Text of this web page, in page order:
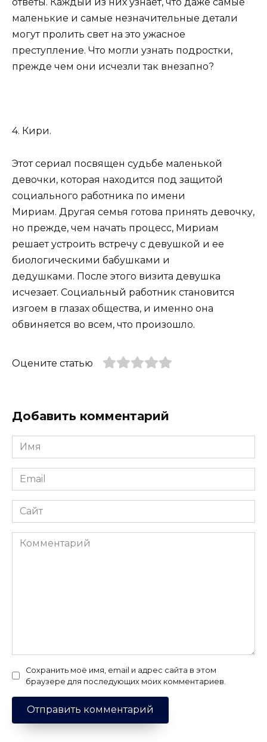
маленькие и самые незначительные детали
могут пролить свет на это ужасное
преступление. Что могли узнать подростки,
прежде чем они исчезли так внезапно?
4. Кири.
Этот сериал посвящен судьбе маленькой
девочки, которая находится под защитой
социального работника по имени
Мириам. Другая семья готова принять девочку,
но прежде, чем начать процесс, Мириам
решает устроить встречу с девушкой и ее
биологическими бабушками и
дедушками. После этого визита девушка
исчезает. Социальный работник становится
изгоем в глазах общества, и именно она
обвиняется во всем, что произошло.
Оцените статью
Добавить комментарий
Имя
*
Email
*
Сайт
Комментарий
Сохранить моё имя, email и адрес сайта в этом
браузере для последующих моих комментариев.